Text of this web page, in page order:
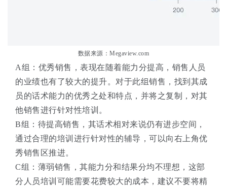
数据来源：Megaview.com
A组：优秀销售，表现在随着能力分提高，销售人员
的业绩也有了较大的提升。对于此组销售，找到其成
员的话术能力的优秀之处和特点，并将之复制，对其
他销售进行针对性培训。
B组：待提高销售，其话术相对来说仍有进步空间，
通过合理的培训进行针对性的辅导，可以向右上角优
秀销售区推进。
C组：薄弱销售，其能力分和结果分均不理想，这部
分人员培训可能需要花费较大的成本，建议不要将精